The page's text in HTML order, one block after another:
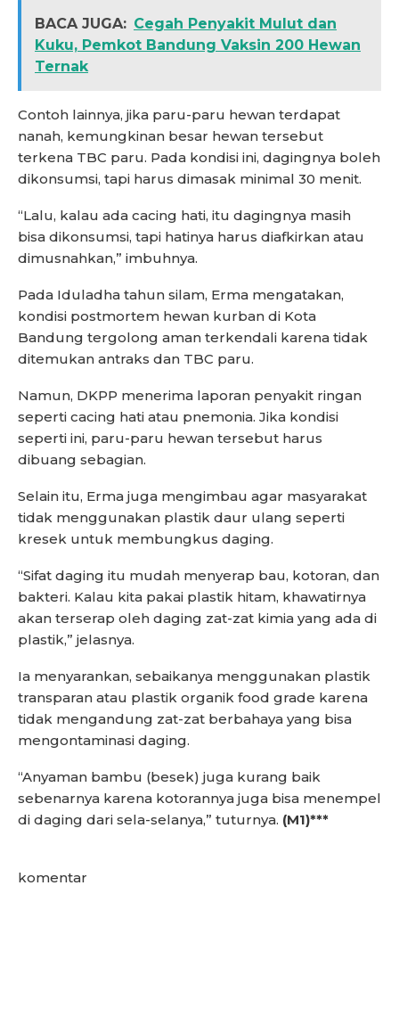
BACA JUGA: Cegah Penyakit Mulut dan
Kuku, Pemkot Bandung Vaksin 200 Hewan
Ternak
Contoh lainnya, jika paru-paru hewan terdapat
nanah, kemungkinan besar hewan tersebut
terkena TBC paru. Pada kondisi ini, dagingnya boleh
dikonsumsi, tapi harus dimasak minimal 30 menit.
“Lalu, kalau ada cacing hati, itu dagingnya masih
bisa dikonsumsi, tapi hatinya harus diafkirkan atau
dimusnahkan,” imbuhnya.
Pada Iduladha tahun silam, Erma mengatakan,
kondisi postmortem hewan kurban di Kota
Bandung tergolong aman terkendali karena tidak
ditemukan antraks dan TBC paru.
Namun, DKPP menerima laporan penyakit ringan
seperti cacing hati atau pnemonia. Jika kondisi
seperti ini, paru-paru hewan tersebut harus
dibuang sebagian.
Selain itu, Erma juga mengimbau agar masyarakat
tidak menggunakan plastik daur ulang seperti
kresek untuk membungkus daging.
“Sifat daging itu mudah menyerap bau, kotoran, dan
bakteri. Kalau kita pakai plastik hitam, khawatirnya
akan terserap oleh daging zat-zat kimia yang ada di
plastik,” jelasnya.
Ia menyarankan, sebaikanya menggunakan plastik
transparan atau plastik organik food grade karena
tidak mengandung zat-zat berbahaya yang bisa
mengontaminasi daging.
“Anyaman bambu (besek) juga kurang baik
sebenarnya karena kotorannya juga bisa menempel
di daging dari sela-selanya,” tuturnya. (M1)***
komentar